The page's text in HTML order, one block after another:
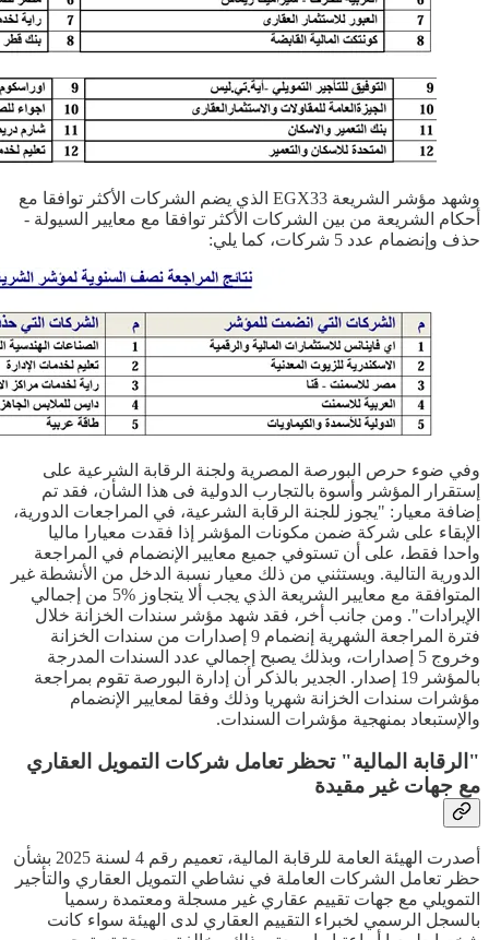
وشهد مؤشر الشريعة EGX33 الذي يضم الشركات الأكثر توافقا مع
أحكام الشريعة من بين الشركات الأكثر توافقا مع معايير السيولة -
حذف وإنضمام عدد 5 شركات، كما يلي:
وفي ضوء حرص البورصة المصرية ولجنة الرقابة الشرعية على
إستقرار المؤشر وأسوة بالتجارب الدولية فى هذا الشأن، فقد تم
إضافة معيار: "يجوز للجنة الرقابة الشرعية، في المراجعات الدورية،
الإبقاء على شركة ضمن مكونات المؤشر إذا فقدت معيارا ماليا
واحدا فقط، على أن تستوفي جميع معايير الإنضمام في المراجعة
الدورية التالية. ويستثني من ذلك معيار نسبة الدخل من الأنشطة غير
المتوافقة مع معايير الشريعة الذي يجب ألا يتجاوز %5 من إجمالي
الإيرادات". ومن جانب أخر، فقد شهد مؤشر سندات الخزانة خلال
فترة المراجعة الشهرية إنضمام 9 إصدارات من سندات الخزانة
وخروج 5 إصدارات، وبذلك يصبح إجمالي عدد السندات المدرجة
بالمؤشر 19 إصدار. الجدير بالذكر أن إدارة البورصة تقوم بمراجعة
مؤشرات سندات الخزانة شهريا وذلك وفقا لمعايير الإنضمام
والإستبعاد بمنهجية مؤشرات السندات.
"الرقابة المالية" تحظر تعامل شركات التمويل العقاري
مع جهات غير مقيدة
أصدرت الهيئة العامة للرقابة المالية، تعميم رقم 4 لسنة 2025 بشأن
حظر تعامل الشركات العاملة في نشاطي التمويل العقاري والتأجير
التمويلي مع جهات تقييم عقاري غير مسجلة ومعتمدة رسميا
بالسجل الرسمي لخبراء التقييم العقاري لدى الهيئة سواء كانت